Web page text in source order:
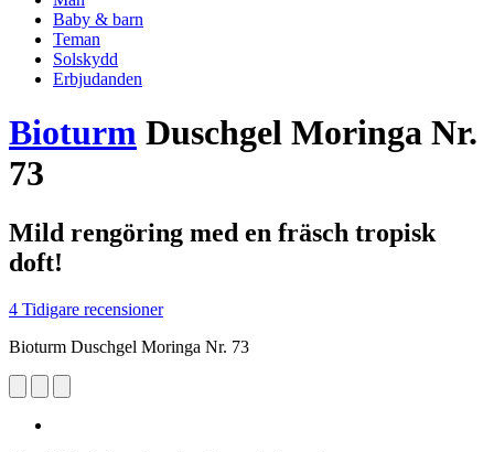
Baby & barn
Teman
Solskydd
Erbjudanden
Bioturm Duschgel Moringa Nr.
73
Mild rengöring med en fräsch tropisk
doft!
4 Tidigare recensioner
Bioturm Duschgel Moringa Nr. 73